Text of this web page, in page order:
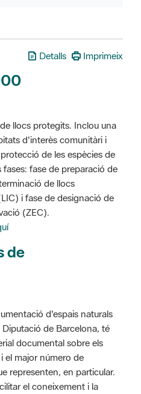
Detalls Imprimeix
llocs protegits. Inclou una
d'interès comunitàri i
de les espècies de
fase de preparació de
de llocs
i fase de designació de
(ZEC).
de
d'espais naturals
de Barcelona, té
documental sobre els
el major número de
representen, en particular.
el coneixement i la